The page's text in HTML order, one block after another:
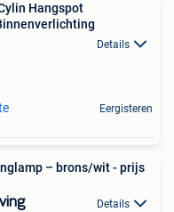
Hangspot
Details
Eergisteren
– brons/wit - prijs
Details